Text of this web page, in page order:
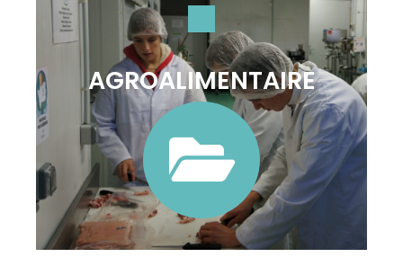
AGROALIMENTAIRE